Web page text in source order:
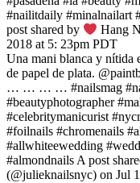
#nailitdaily #minalnailart
post shared by
Hang
2018 at 5: 23pm PDT
Una mani blanca y nítida
de papel de plata.
… … … … #nailsmag
#beautyphotographer
#celebritymanicurist
#foilnails #chromenails
#allwhiteewedding
#almondnails A post
(@julieknailsnyc) on Jul